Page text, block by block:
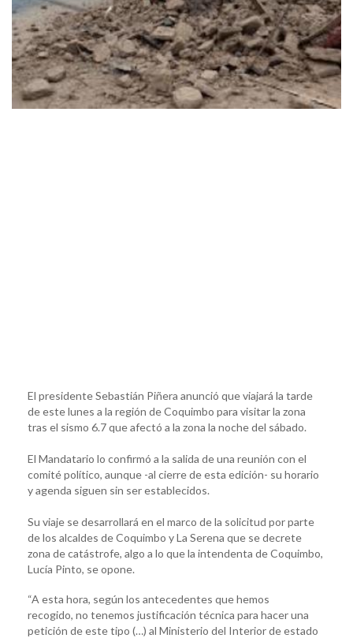
El presidente Sebastián Piñera anunció que viajará la tarde
de este lunes a la región de Coquimbo para visitar la zona
tras el sismo 6.7 que afectó a la zona la noche del sábado.
El Mandatario lo confirmó a la salida de una reunión con el
comité político, aunque -al cierre de esta edición- su horario
y agenda siguen sin ser establecidos.
Su viaje se desarrollará en el marco de la solicitud por parte
de los alcaldes de Coquimbo y La Serena que se decrete
zona de catástrofe, algo a lo que la intendenta de Coquimbo,
Lucía Pinto, se opone.
“A esta hora, según los antecedentes que hemos
recogido, no tenemos justificación técnica para hacer una
petición de este tipo (…) al Ministerio del Interior de estado